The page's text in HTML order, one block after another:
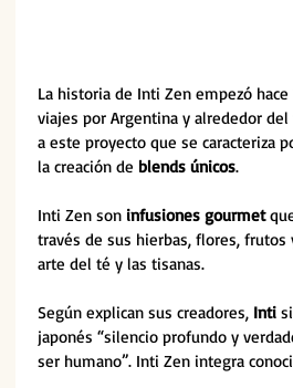
La historia de Inti Zen empezó hace
viajes por Argentina y alrededor
a este proyecto que se caracteriza
la creación de blends únicos.
Inti Zen son infusiones gourmet
través de sus hierbas, flores,
arte del té y las tisanas.
Según explican sus creadores, Inti
japonés “silencio profundo y
ser humano”. Inti Zen integra